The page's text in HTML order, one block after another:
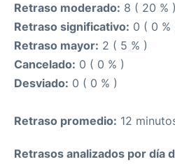
Retraso moderado: 8 ( 20 % )
Retraso significativo: 0 ( 0 %
Retraso mayor: 2 ( 5 % )
Cancelado: 0 ( 0 % )
Desviado: 0 ( 0 % )
Retraso promedio: 12
Retrasos analizados por día